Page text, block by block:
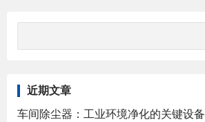
近期文章
车间除尘器：工业环境净化的关键设备